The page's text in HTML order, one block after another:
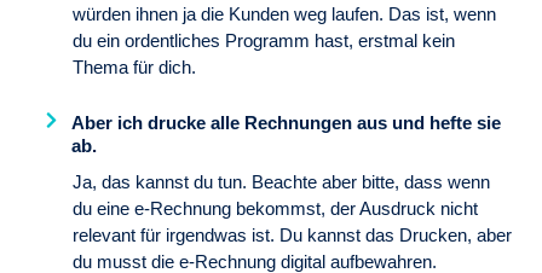
würden ihnen ja die Kunden weg laufen. Das ist, wenn
du ein ordentliches Programm hast, erstmal kein
Thema für dich.
Aber ich drucke alle Rechnungen aus und hefte sie
ab.
Ja, das kannst du tun. Beachte aber bitte, dass wenn
du eine e-Rechnung bekommst, der Ausdruck nicht
relevant für irgendwas ist. Du kannst das Drucken, aber
du musst die e-Rechnung digital aufbewahren.